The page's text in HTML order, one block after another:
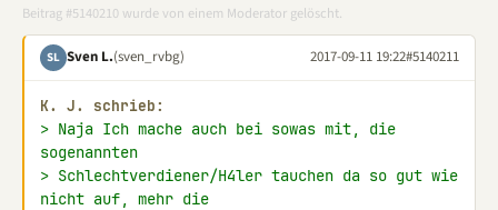
Beitrag #5140210 wurde von einem Moderator gelöscht.
SL Sven L.(sven_rvbg) 2017-09-11 19:22#5140211
K. J. schrieb:
> Naja Ich mache auch bei sowas mit, die
sogenannten
> Schlechtverdiener/H4ler tauchen da so gut wie
nicht auf, mehr die